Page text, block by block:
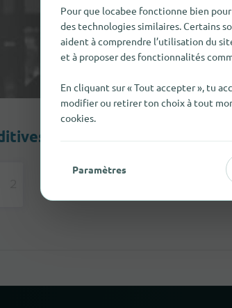
Pour que locabee fonctionne bien
des technologies similaires. Certains
aident à comprendre l’utilisation du
et à proposer des fonctionnalités
En cliquant sur « Tout accepter », tu
modifier ou retirer ton choix à tout
cookies.
Paramètres